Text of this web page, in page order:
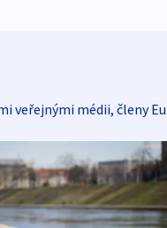
veřejnými médii, členy